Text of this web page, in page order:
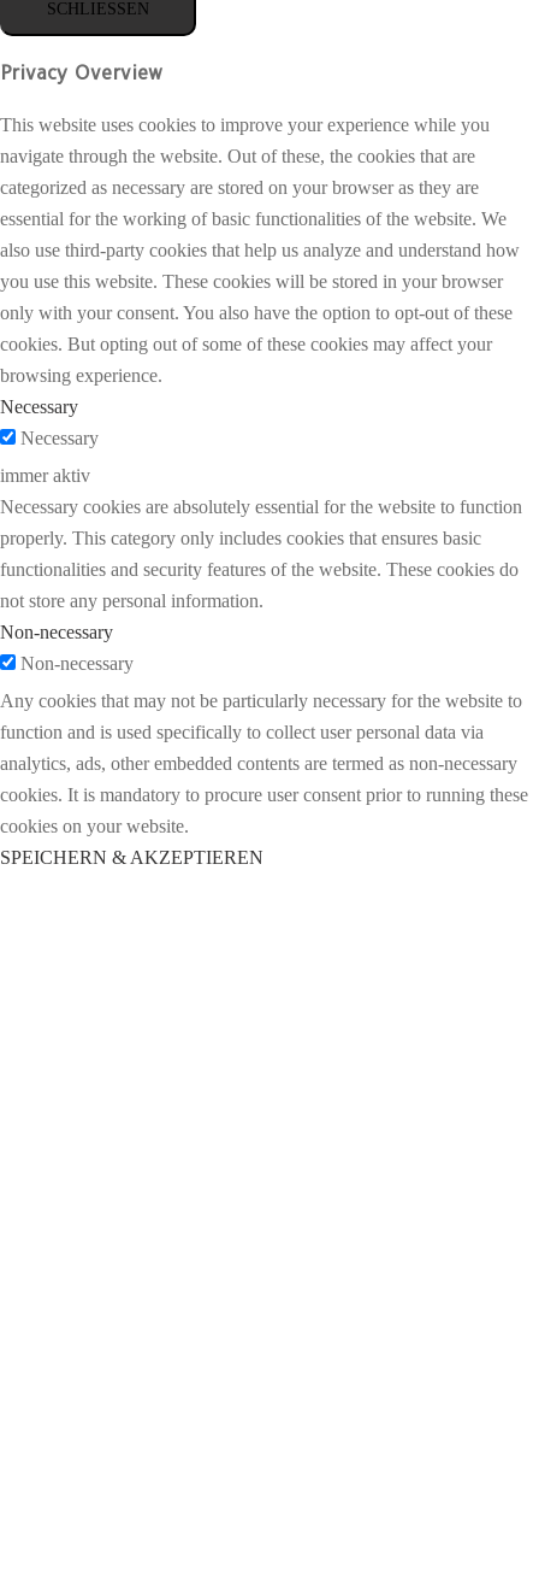
SCHLIESSEN
Privacy Overview
This website uses cookies to improve your experience while you
navigate through the website. Out of these, the cookies that are
categorized as necessary are stored on your browser as they are
essential for the working of basic functionalities of the website. We
also use third-party cookies that help us analyze and understand how
you use this website. These cookies will be stored in your browser
only with your consent. You also have the option to opt-out of these
cookies. But opting out of some of these cookies may affect your
browsing experience.
Necessary
Necessary
immer aktiv
Necessary cookies are absolutely essential for the website to function
properly. This category only includes cookies that ensures basic
functionalities and security features of the website. These cookies do
not store any personal information.
Non-necessary
Non-necessary
Any cookies that may not be particularly necessary for the website to
function and is used specifically to collect user personal data via
analytics, ads, other embedded contents are termed as non-necessary
cookies. It is mandatory to procure user consent prior to running these
cookies on your website.
SPEICHERN & AKZEPTIEREN